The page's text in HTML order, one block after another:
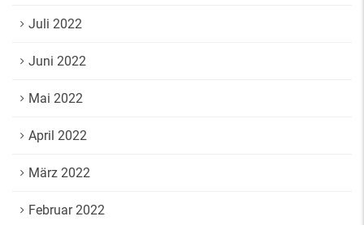
Juli 2022
Juni 2022
Mai 2022
April 2022
März 2022
Februar 2022